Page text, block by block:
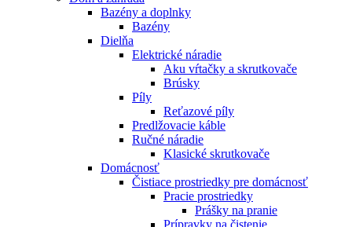
Bazény a doplnky
Bazény
Dielňa
Elektrické náradie
Aku vŕtačky a skrutkovače
Brúsky
Píly
Reťazové píly
Predlžovacie káble
Ručné náradie
Klasické skrutkovače
Domácnosť
Čistiace prostriedky pre domácnosť
Pracie prostriedky
Prášky na pranie
Prípravky na čistenie